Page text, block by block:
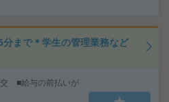
分まで＊学生の管理業務など
■給与の前払いが